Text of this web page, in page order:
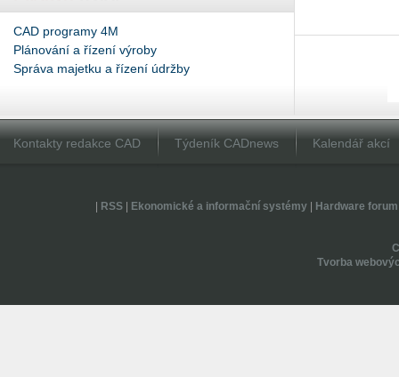
CAD programy 4M
Plánování a řízení výroby
Správa majetku a řízení údržby
Kontakty redakce CAD Týdeník CADnews Kalendář akcí
RSS| Ekonomické a informační systémy| Hardware forum
Tvorba